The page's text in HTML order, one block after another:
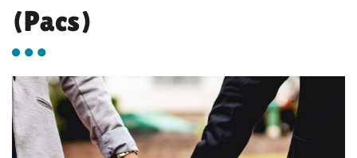
(Pacs)